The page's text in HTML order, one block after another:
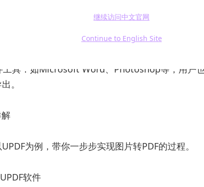
继续访问中文官网
Continue to English Site
工具：如Smallpdf、ILovePDF等，操作方便，能
。这类工具大多免费使用，但文件大小及数量可能
工具：如Microsoft Word、Photoshop等，用户
。
为例，带你一步步实现图片转PDF的过程。
软件